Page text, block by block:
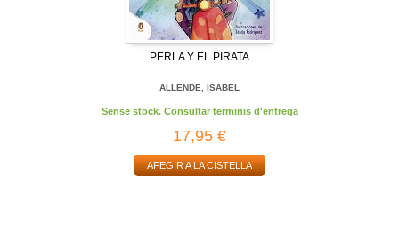
PERLA Y EL PIRATA
ALLENDE, ISABEL
Sense stock. Consultar terminis d'entrega
17,95 €
AFEGIR A LA CISTELLA